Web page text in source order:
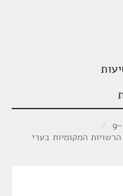
/
המקומיות בערי